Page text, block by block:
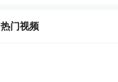
热门视频